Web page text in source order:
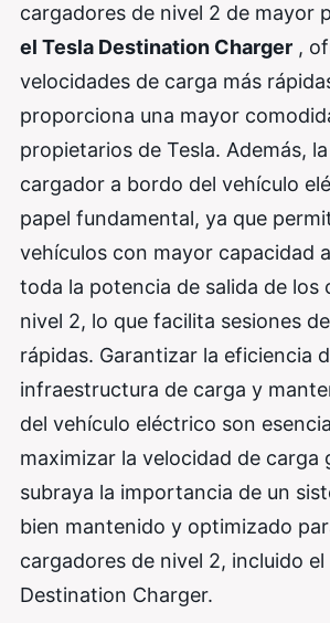
cargadores de nivel 2 de mayor
el Tesla Destination Charger ,
velocidades de carga más
proporciona una mayor
propietarios de Tesla. Además,
cargador a bordo del vehículo
papel fundamental, ya que
vehículos con mayor capacidad
toda la potencia de salida de los
nivel 2, lo que facilita sesiones
rápidas. Garantizar la eficiencia
infraestructura de carga y
del vehículo eléctrico son
maximizar la velocidad de carga
subraya la importancia de un
bien mantenido y optimizado
cargadores de nivel 2, incluido el
Destination Charger.